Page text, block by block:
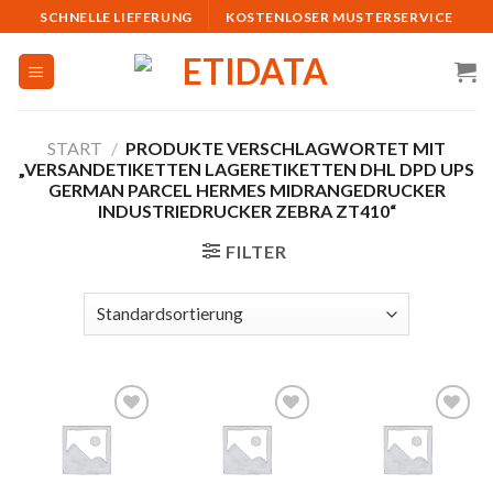
to
content
SCHNELLE LIEFERUNG KOSTENLOSER MUSTERSERVICE
START / PRODUKTE VERSCHLAGWORTET MIT
„VERSANDETIKETTEN LAGERETIKETTEN DHL DPD UPS
GERMAN PARCEL HERMES MIDRANGEDRUCKER
INDUSTRIEDRUCKER ZEBRA ZT410“
FILTER
die
die
die